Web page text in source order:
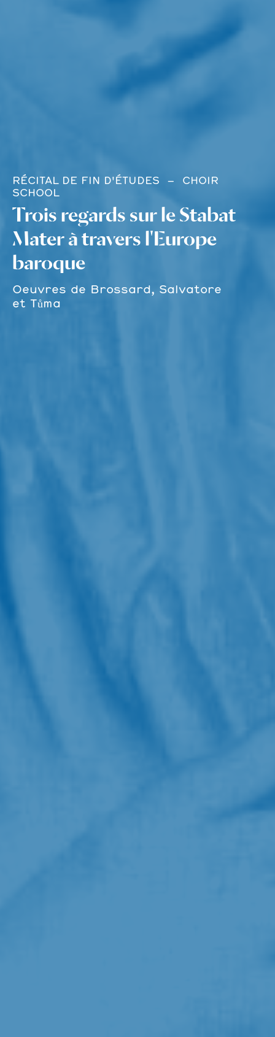
RÉCITAL DE FIN D'ÉTUDES
CHOIR
SCHOOL
Trois regards sur le Stabat
Mater à travers l'Europe
baroque
Oeuvres de Brossard, Salvatore
et Tůma